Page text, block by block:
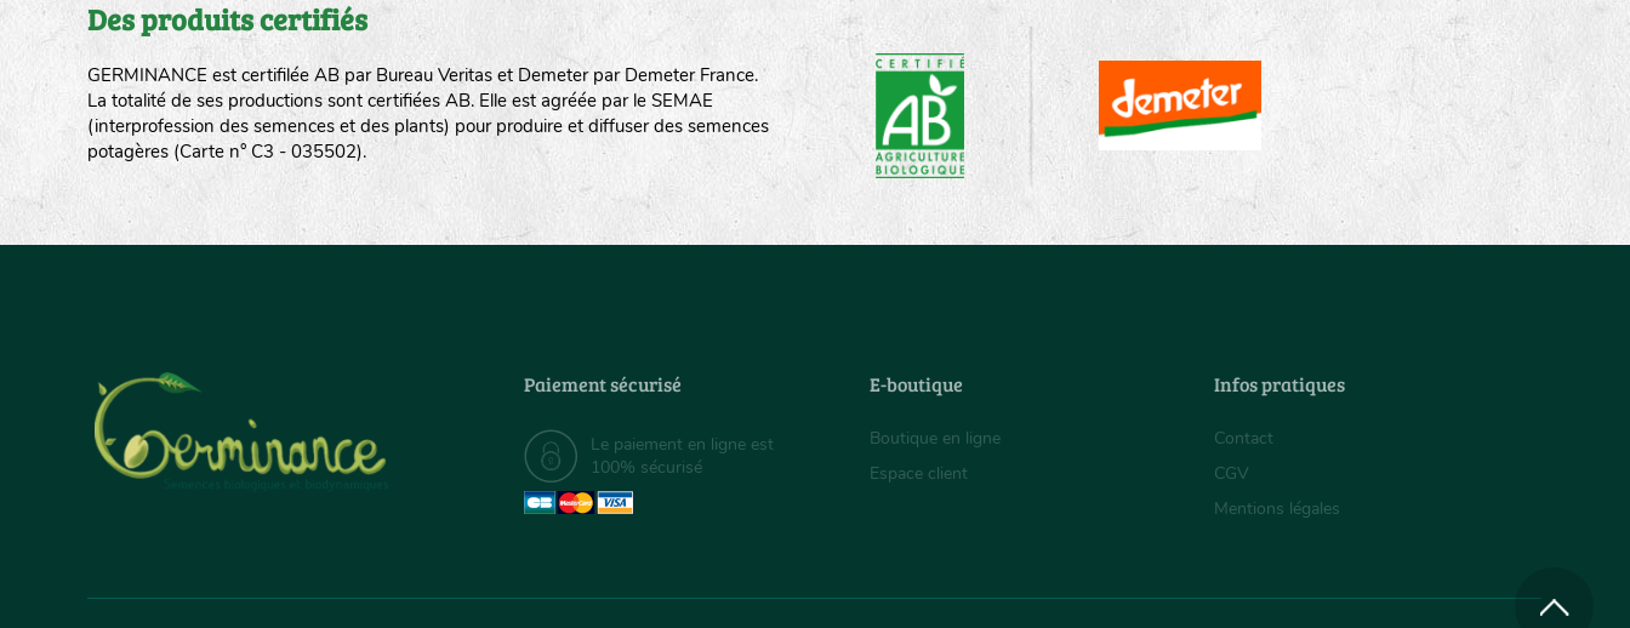
Des produits certifiés
GERMINANCE est certifilée AB par Bureau Veritas et Demeter par Demeter France.
La totalité de ses productions sont certifiées AB. Elle est agréée par le SEMAE
(interprofession des semences et des plants) pour produire et diffuser des semences
potagères (Carte n° C3 - 035502).
Paiement sécurisé
Le paiement en ligne est
100% sécurisé
E-boutique
Boutique en ligne
Espace client
Infos pratiques
Contact
CGV
Mentions légales